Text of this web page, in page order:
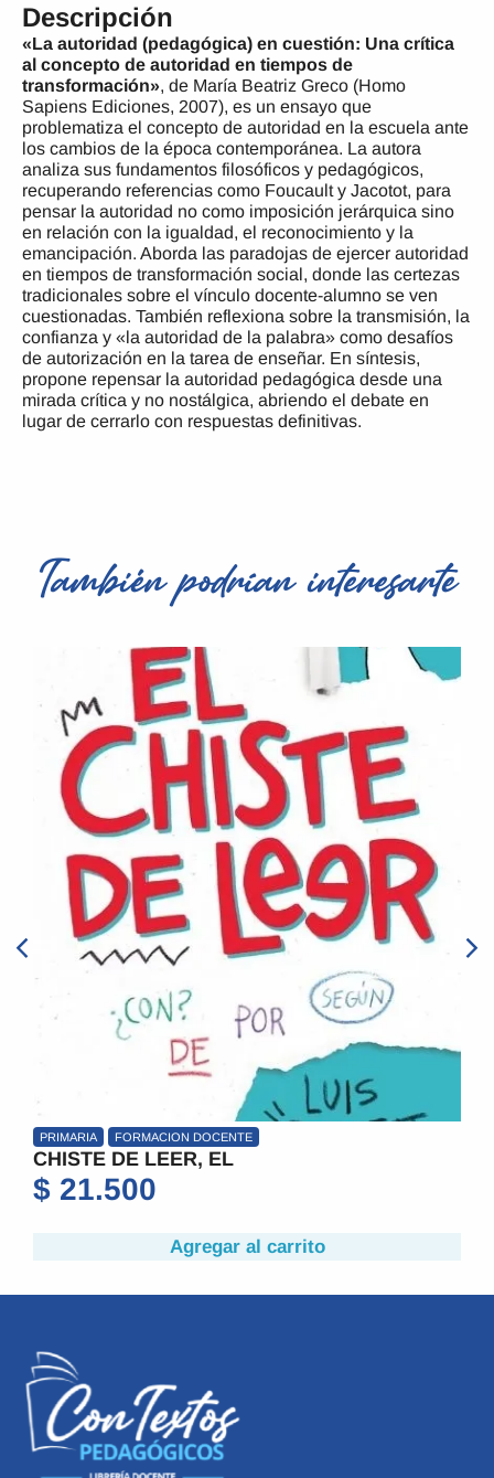
Descripción
«La autoridad (pedagógica) en cuestión: Una crítica
al concepto de autoridad en tiempos de
transformación», de María Beatriz Greco (Homo
Sapiens Ediciones, 2007), es un ensayo que
problematiza el concepto de autoridad en la escuela ante
los cambios de la época contemporánea. La autora
analiza sus fundamentos filosóficos y pedagógicos,
recuperando referencias como Foucault y Jacotot, para
pensar la autoridad no como imposición jerárquica sino
en relación con la igualdad, el reconocimiento y la
emancipación. Aborda las paradojas de ejercer autoridad
en tiempos de transformación social, donde las certezas
tradicionales sobre el vínculo docente-alumno se ven
cuestionadas. También reflexiona sobre la transmisión, la
confianza y «la autoridad de la palabra» como desafíos
de autorización en la tarea de enseñar. En síntesis,
propone repensar la autoridad pedagógica desde una
mirada crítica y no nostálgica, abriendo el debate en
lugar de cerrarlo con respuestas definitivas.
También podrían interesarte
FORMACION DOCENTE
DE LEER, EL
Agregar al carrito